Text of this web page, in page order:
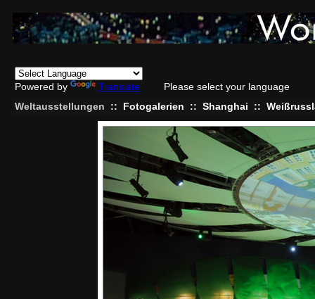
Powered by Translate
Please select your language
Weltausstellungen
:: Fotogalerien :: Shanghai ::